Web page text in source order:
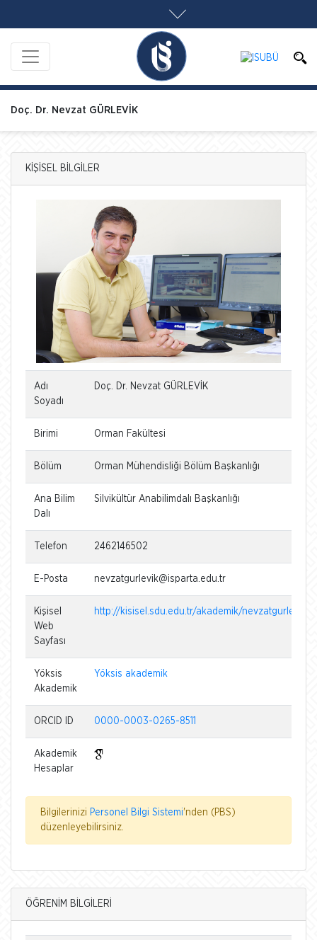
Doç. Dr. Nevzat GÜRLEVİK
KİŞİSEL BİLGİLER
Adı
Soyadı
Doç. Dr. Nevzat GÜRLEVİK
Birimi Orman Fakültesi
Bölüm Orman Mühendisliği Bölüm Başkanlığı
Ana Bilim
Dalı
Silvikültür Anabilimdalı Başkanlığı
Telefon 2462146502
E-Posta nevzatgurlevik@isparta.edu.tr
Kişisel
Web
Sayfası
http://kisisel.sdu.edu.tr/akademik/nevzatgurlevik
Yöksis
Akademik
Yöksis akademik
ORCID ID 0000-0003-0265-8511
Akademik
Hesaplar
Bilgilerinizi Personel Bilgi Sistemi'nden (PBS)
düzenleyebilirsiniz.
ÖĞRENİM BİLGİLERİ